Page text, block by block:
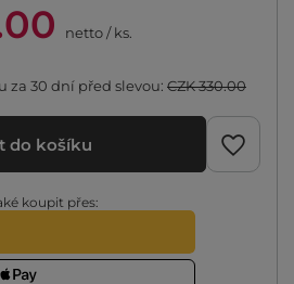
netto/ks.
za 30 dní před slevou: CZK 330.00
do košíku
koupit přes: